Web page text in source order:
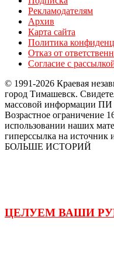
Рекламодателям
Архив
Карта сайта
Политика
Отказ от
Согласие с
© 1991-2026 Краевая
город Тимашевск.
массовой информации ПИ
Возрастное ограничение
использовании наших
гиперссылка на источник
БОЛЬШЕ ИСТОРИЙ
ЦЕЛУЕМ ВАШИ